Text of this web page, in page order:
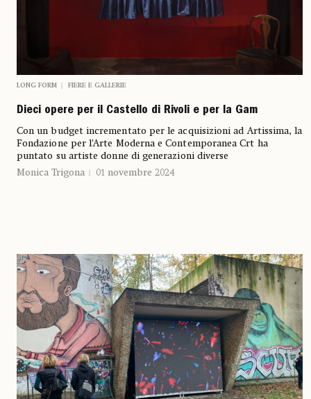
LONG FORM FIERE E GALLERIE
Dieci opere per il Castello di Rivoli e per la Gam
Con un budget incrementato per le acquisizioni ad Artissima, la
Fondazione per l’Arte Moderna e Contemporanea Crt ha
puntato su artiste donne di generazioni diverse
Monica Trigona
01 novembre 2024